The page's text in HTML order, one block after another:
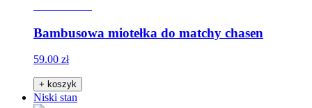
Bambusowa miotełka do matchy chasen
59.00 zł
+ koszyk
Niski stan